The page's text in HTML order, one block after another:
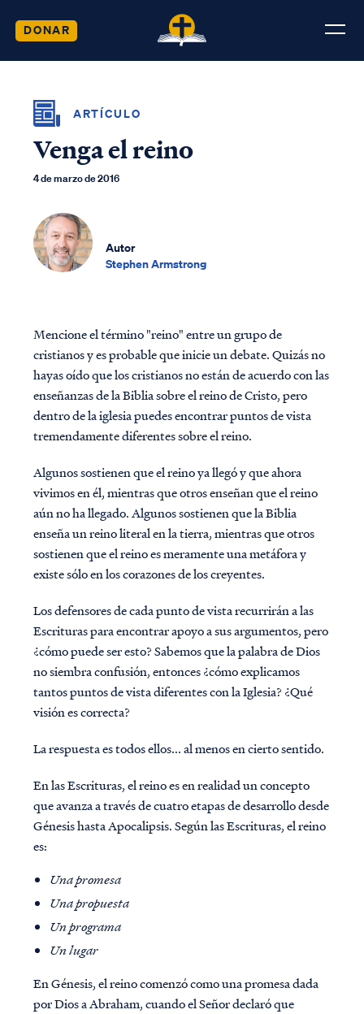
DONAR
ARTÍCULO
Venga el reino
4 de marzo de 2016
Autor
Stephen Armstrong
Mencione el término "reino" entre un grupo de
cristianos y es probable que inicie un debate. Quizás no
hayas oído que los cristianos no están de acuerdo con las
enseñanzas de la Biblia sobre el reino de Cristo, pero
dentro de la iglesia puedes encontrar puntos de vista
tremendamente diferentes sobre el reino.
Algunos sostienen que el reino ya llegó y que ahora
vivimos en él, mientras que otros enseñan que el reino
aún no ha llegado. Algunos sostienen que la Biblia
enseña un reino literal en la tierra, mientras que otros
sostienen que el reino es meramente una metáfora y
existe sólo en los corazones de los creyentes.
Los defensores de cada punto de vista recurrirán a las
Escrituras para encontrar apoyo a sus argumentos, pero
¿cómo puede ser esto? Sabemos que la palabra de Dios
no siembra confusión, entonces ¿cómo explicamos
tantos puntos de vista diferentes con la Iglesia? ¿Qué
visión es correcta?
La respuesta es todos ellos... al menos en cierto sentido.
En las Escrituras, el reino es en realidad un concepto
que avanza a través de cuatro etapas de desarrollo desde
Génesis hasta Apocalipsis. Según las Escrituras, el reino
es:
Una promesa
Una propuesta
Un programa
Un lugar
En Génesis, el reino comenzó como una promesa dada
por Dios a Abraham, cuando el Señor declaró que